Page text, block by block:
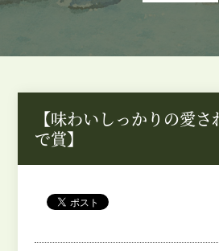
【味わいしっかりの愛
で賞】